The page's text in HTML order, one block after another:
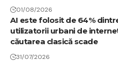
01/08/2026
AI este folosit de 64%
utilizatorii urbani de
căutarea clasică scade
31/07/2026